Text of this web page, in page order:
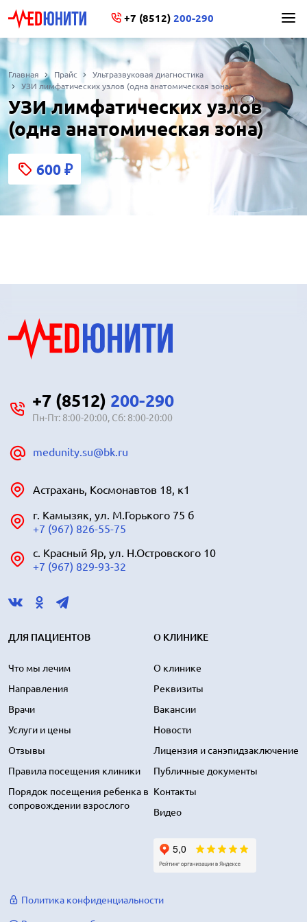
+7 (8512) 200-290
Главная Прайс
Ультразвуковая диагностика
УЗИ лимфатических узлов (одна анатомическая зона)
УЗИ лимфатических узлов
(одна анатомическая зона)
600 ₽
+7 (8512) 200-290
Пн-Пт: 8:00-20:00, Сб: 8:00-20:00
medunity.su@bk.ru
Астрахань, Космонавтов 18, к1
г. Камызяк, ул. М.Горького 75 б
+7 (967) 826-55-75
с. Красный Яр, ул. Н.Островского 10
+7 (967) 829-93-32
ДЛЯ ПАЦИЕНТОВ
Что мы лечим
Направления
Врачи
Услуги и цены
Отзывы
Правила посещения клиники
Порядок посещения ребенка в
сопровождении взрослого
О КЛИНИКЕ
О клинике
Реквизиты
Вакансии
Новости
Лицензия и санэпидзаключение
Публичные документы
Контакты
Видео
Политика конфиденциальности